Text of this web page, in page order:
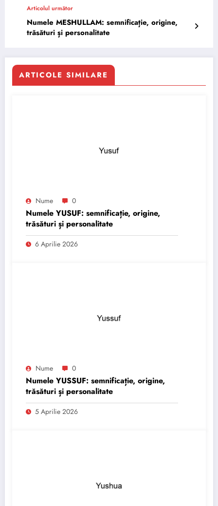
Articolul următor
Numele MESHULLAM: semnificație, origine,
trăsături și personalitate
ARTICOLE SIMILARE
Nume 0
Numele YUSUF: semnificație, origine,
trăsături și personalitate
6 Aprilie 2026
Nume 0
Numele YUSSUF: semnificație, origine,
trăsături și personalitate
5 Aprilie 2026